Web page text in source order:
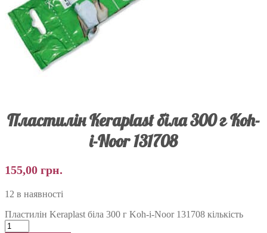
Пластилін Keraplast біла 300 г Koh-
i-Noor 131708
155,00 грн.
12 в наявності
Пластилін Keraplast біла 300 г Koh-i-Noor 131708 кількість